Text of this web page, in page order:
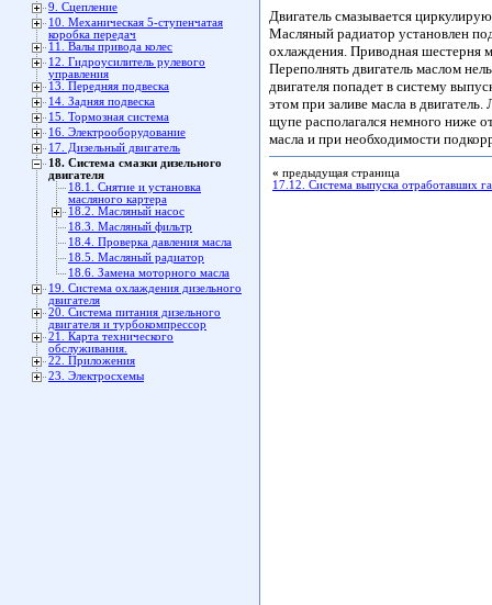
9. Сцепление
10. Механическая 5-ступенчатая
коробка передач
11. Валы привода колес
12. Гидроусилитель рулевого
управления
13. Передняя подвеска
14. Задняя подвеска
15. Тормозная система
16. Электрооборудование
17. Дизельный двигатель
18. Система смазки дизельного
двигателя
18.1. Снятие и установка
масляного картера
18.2. Масляный насос
18.3. Масляный фильтр
18.4. Проверка давления масла
18.5. Масляный радиатор
18.6. Замена моторного масла
19. Система охлаждения дизельного
двигателя
20. Система питания дизельного
двигателя и турбокомпрессор
21. Карта технического
обслуживания.
22. Приложения
23. Электросхемы
Двигатель смазывается
Масляный радиатор установлен
охлаждения. Приводная шестерня
Переполнять двигатель маслом
двигателя попадет в систему
этом при заливе масла в
щупе располагался немного ниже
масла и при необходимости
« предыдущая страница
17.12. Система выпуска отработавших